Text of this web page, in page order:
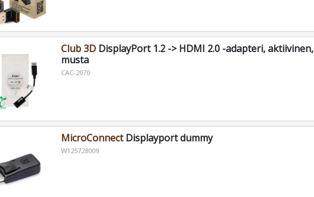
Club 3DDisplayPort 1.2 -> HDMI 2.0 -adapteri, aktiivinen,
musta
CAC-2070
MicroConnectDisplayport dummy
W125728009